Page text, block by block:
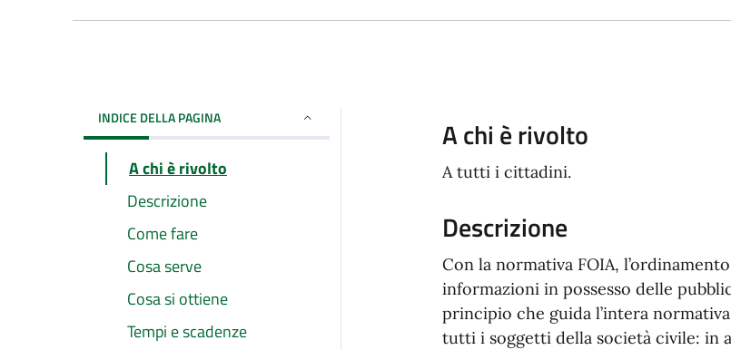
INDICE DELLA PAGINA
A chi è rivolto
Descrizione
Come fare
Cosa serve
Cosa si ottiene
Tempi e scadenze
A chi è rivolto
A tutti i cittadini.
Descrizione
Con la normativa FOIA,
informazioni in possesso delle
principio che guida l’intera
tutti i soggetti della società civile: in